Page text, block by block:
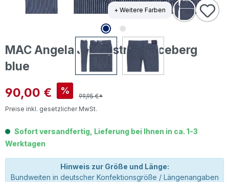
+ Weitere Farben
MAC Angela Jeans striped iceberg
blue
Verkaufspreis:
90,00 € %
99,95 €*
Preise inkl. gesetzlicher MwSt.
Sofort versandfertig, Lieferung bei Ihnen in ca. 1-3
Werktagen
Hinweis zur Größe und Länge:
Bundweiten in deutscher Konfektionsgröße / Längenangaben